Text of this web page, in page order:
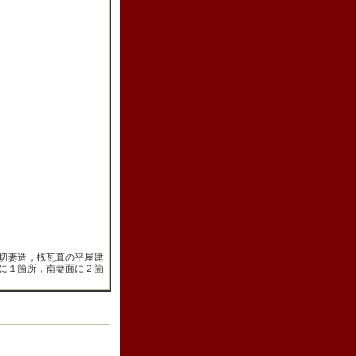
妻造，桟瓦葺の平屋建
１箇所，南妻面に２箇